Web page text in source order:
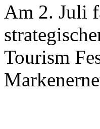
Am 2. Juli
Tourism